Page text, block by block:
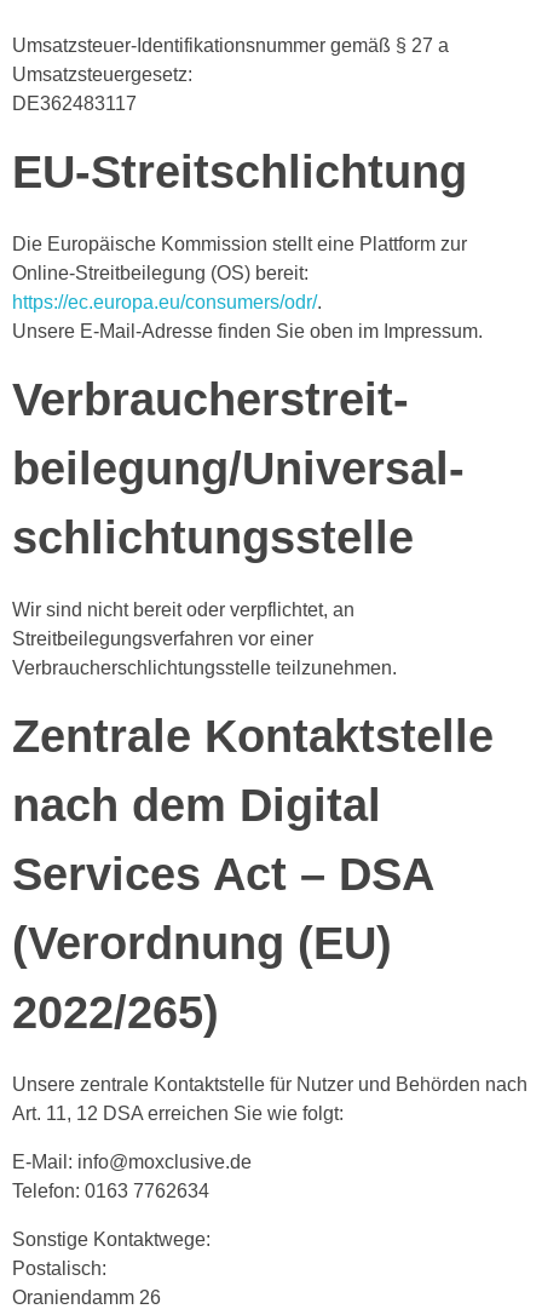
Umsatzsteuer-Identifikationsnummer gemäß § 27 a
Umsatzsteuergesetz:
DE362483117
EU-Streitschlichtung
Die Europäische Kommission stellt eine Plattform zur
Online-Streitbeilegung (OS) bereit:
https://ec.europa.eu/consumers/odr/.
Unsere E-Mail-Adresse finden Sie oben im Impressum.
Verbraucher­streit­
beilegung/Universal­
schlichtungs­stelle
Wir sind nicht bereit oder verpflichtet, an
Streitbeilegungsverfahren vor einer
Verbraucherschlichtungsstelle teilzunehmen.
Zentrale Kontaktstelle
nach dem Digital
Services Act – DSA
(Verordnung (EU)
2022/265)
Unsere zentrale Kontaktstelle für Nutzer und Behörden nach
Art. 11, 12 DSA erreichen Sie wie folgt:
E-Mail: info@moxclusive.de
Telefon: 0163 7762634
Sonstige Kontaktwege:
Postalisch:
Oraniendamm 26